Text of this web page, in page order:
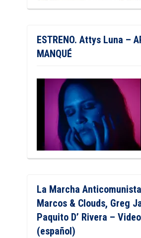
ESTRENO. Attys Luna –
MANQUÉ
La Marcha
Marcos & Clouds, Greg
Paquito D’ Rivera –
(español)